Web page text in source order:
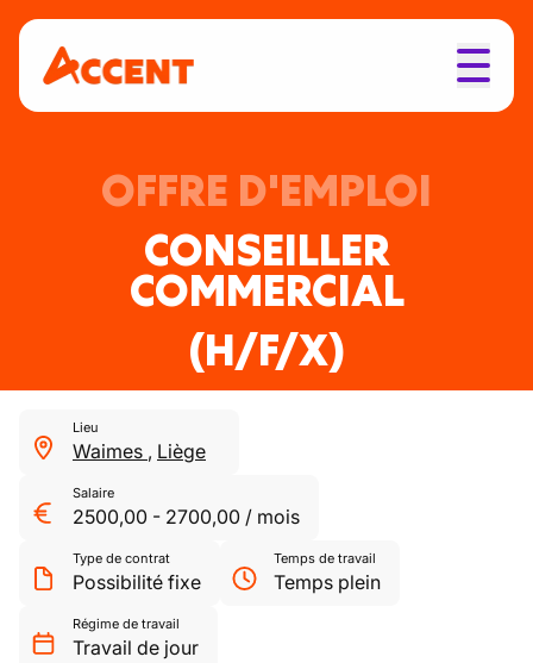
OFFRE D'EMPLOI
CONSEILLER
COMMERCIAL
(H/F/X)
Lieu
Waimes , Liège
Salaire
2500,00 - 2700,00 / mois
Type de contrat
Possibilité fixe
Temps de travail
Temps plein
Régime de travail
Travail de jour